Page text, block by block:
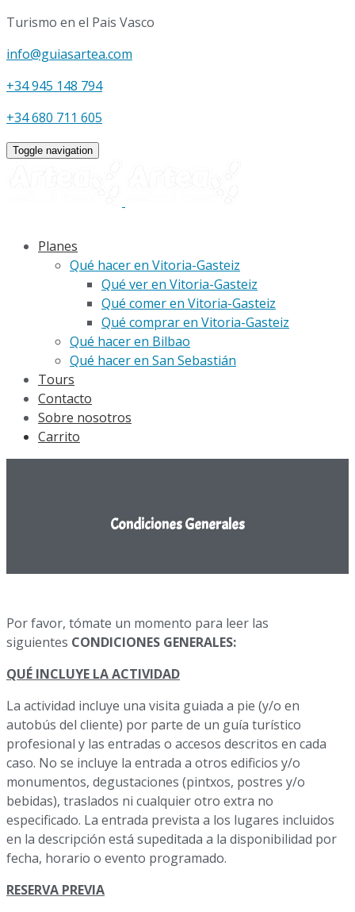
Turismo en el Pais Vasco
info@guiasartea.com
+34 945 148 794
+34 680 711 605
Toggle navigation
Planes
Qué hacer en Vitoria-Gasteiz
Qué ver en Vitoria-Gasteiz
Qué comer en Vitoria-Gasteiz
Qué comprar en Vitoria-Gasteiz
Qué hacer en Bilbao
Qué hacer en San Sebastián
Tours
Contacto
Sobre nosotros
Carrito
Condiciones Generales
Por favor, tómate un momento para leer las
siguientes CONDICIONES GENERALES:
QUÉ INCLUYE LA ACTIVIDAD
La actividad incluye una visita guiada a pie (y/o en
autobús del cliente) por parte de un guía turístico
profesional y las entradas o accesos descritos en cada
caso. No se incluye la entrada a otros edificios y/o
monumentos, degustaciones (pintxos, postres y/o
bebidas), traslados ni cualquier otro extra no
especificado. La entrada prevista a los lugares incluidos
en la descripción está supeditada a la disponibilidad por
fecha, horario o evento programado.
RESERVA PREVIA